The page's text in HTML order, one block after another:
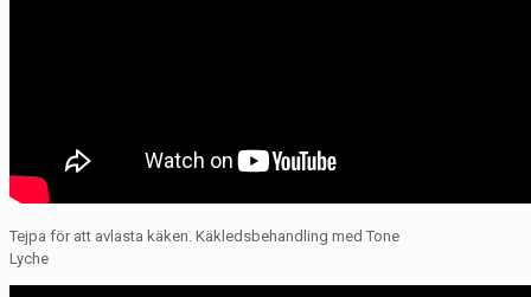
Tejpa för att avlasta käken. Käkledsbehandling med Tone
Lyche